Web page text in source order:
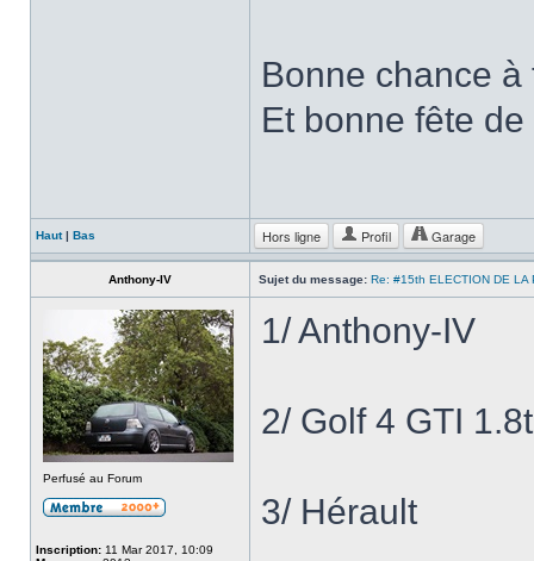
Bonne chance
Et bonne fête
Haut| Bas Hors ligne Profil Garage
Anthony-IV Sujet du message: Re: #15th ELECTION DE LA
Perfusé au Forum
Inscription: 11 Mar 2017, 10:09
1/ Anthony-IV
2/ Golf 4 GTI 1.8t
3/ Hérault